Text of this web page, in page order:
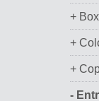
+
+
+
-